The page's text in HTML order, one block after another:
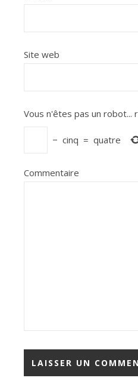
Site web
Vous n'êtes pas un robot...
− cinq = quatre
Commentaire